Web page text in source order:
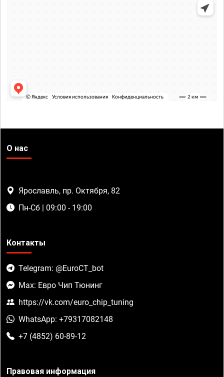
О нас
Ярославль, пр. Октября, 82
Пн-Сб | 09:00 - 19:00
Контакты
Telegram: @EuroCT_bot
Max: Евро Чип Тюнинг
https://vk.com/euro_chip_tuning
WhatsApp: +79317082148
+7 (4852) 60-89-12
Правовая информация